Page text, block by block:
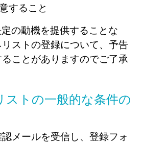
すること
の動機を提供することな
ストの登録について、予告
ことがありますのでご了承
ストの一般的な条件の
メールを受信し、登録フォ